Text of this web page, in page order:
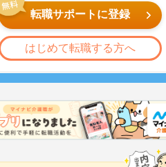
転職サポートに登録
はじめて転職する方へ